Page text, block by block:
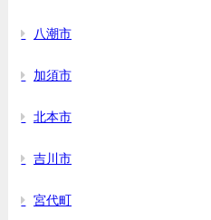
八潮市
加須市
北本市
吉川市
宮代町